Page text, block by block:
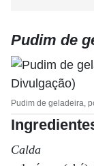
Pudim de
Pudim de geladeira,
Calda